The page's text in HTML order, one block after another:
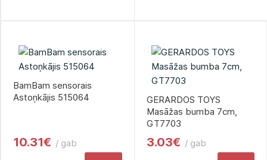
BamBam sensorais
Astoņkājis 515064
10.31€ / gab
GERARDOS TOYS
Masāžas bumba 7сm,
GT7703
3.03€ / gab